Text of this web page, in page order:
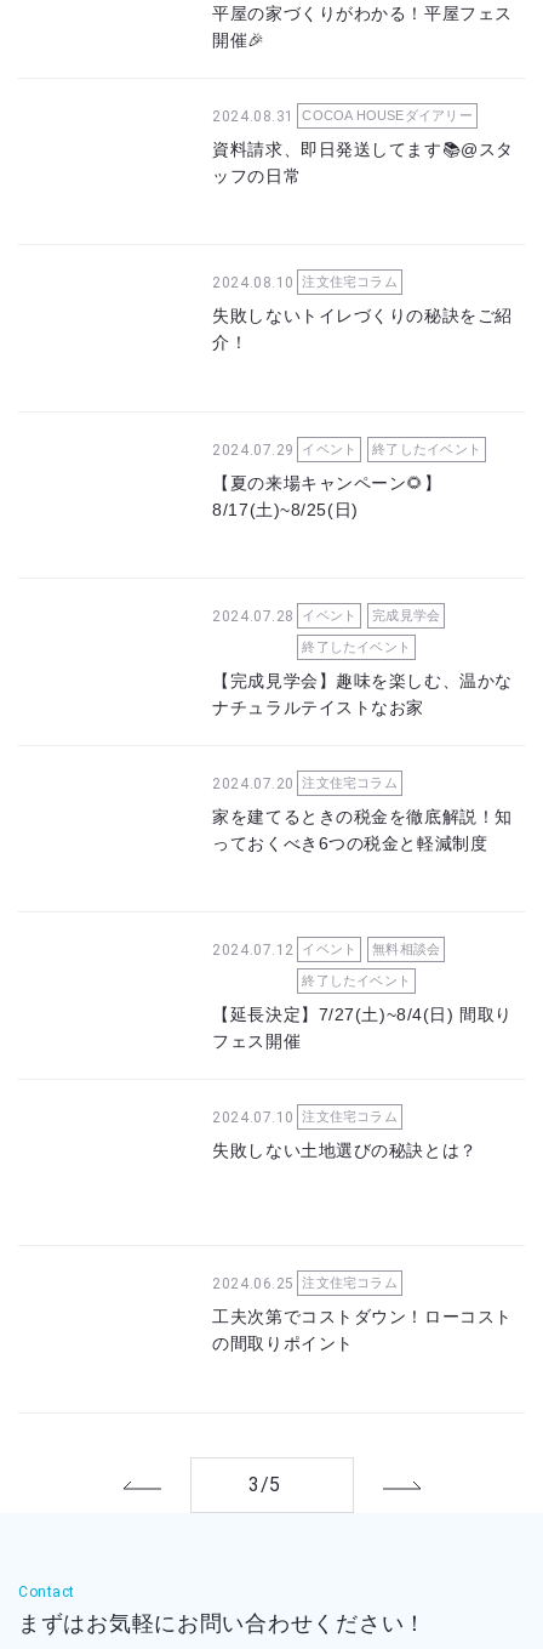
平屋の家づくりがわかる！平屋フェス
開催🎉
2024.08.31 COCOA HOUSEダイアリー
資料請求、即日発送してます📚@スタ
ッフの日常
2024.08.10 注文住宅コラム
失敗しないトイレづくりの秘訣をご紹
介！
2024.07.29 イベント 終了したイベント
【夏の来場キャンペーン🌻】
8/17(土)~8/25(日)
2024.07.28 イベント 完成見学会
終了したイベント
【完成見学会】趣味を楽しむ、温かな
ナチュラルテイストなお家
2024.07.20 注文住宅コラム
家を建てるときの税金を徹底解説！知
っておくべき6つの税金と軽減制度
2024.07.12 イベント 無料相談会
終了したイベント
【延長決定】7/27(土)~8/4(日) 間取り
フェス開催
2024.07.10 注文住宅コラム
失敗しない土地選びの秘訣とは？
2024.06.25 注文住宅コラム
工夫次第でコストダウン！ローコスト
の間取りポイント
3/5
Contact
まずはお気軽に お問い合わせください！